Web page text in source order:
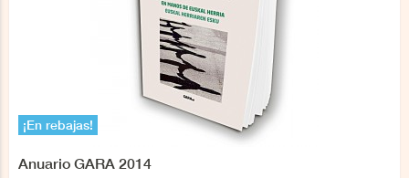
¡En rebajas!
Anuario GARA 2014